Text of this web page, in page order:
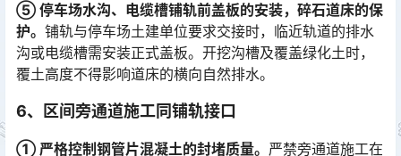
⑤ 停车场水沟、电缆槽铺轨前盖板的安装，碎石道床的保
护。 铺轨与停车场土建单位要求交接时，临近轨道的排水
沟或电缆槽需安装正式盖板。开挖沟槽及覆盖绿化土时，
覆土高度不得影响道床的横向自然排水。
6、区间旁通道施工同铺轨接口
① 严格控制钢管片混凝土的封堵质量。 严禁旁通道施工在